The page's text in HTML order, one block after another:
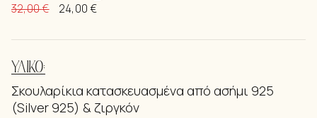
32,00€ 24,00€
ΥΛΙΚΌ:
Σκουλαρίκια κατασκευασμένα από ασήμι 925
(Silver 925) & ζιργκόν